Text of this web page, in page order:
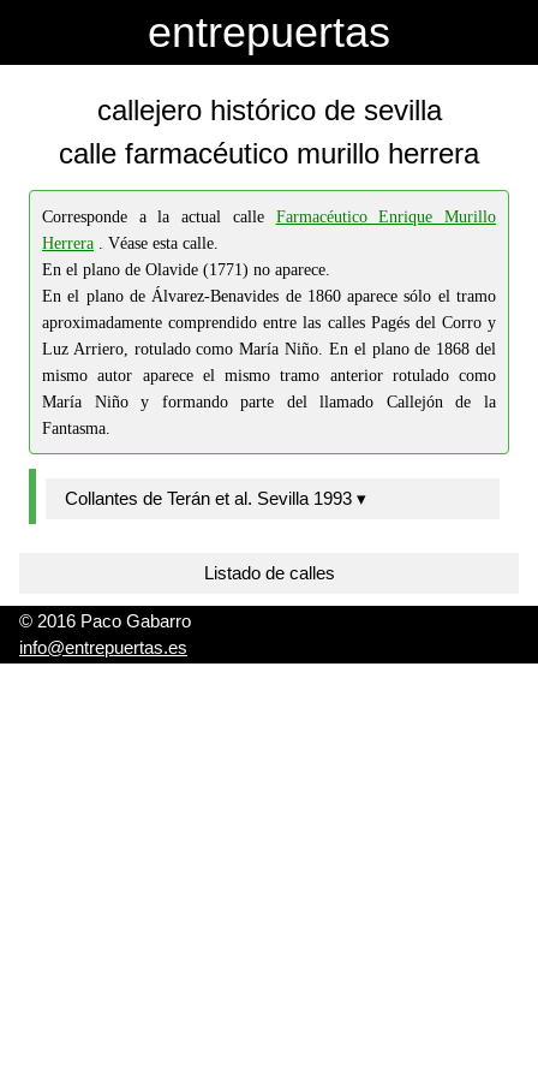
entrepuertas
callejero histórico de sevilla
calle farmacéutico murillo herrera
Corresponde a la actual calle Farmacéutico Enrique Murillo
Herrera . Véase esta calle.
En el plano de Olavide (1771) no aparece.
En el plano de Álvarez-Benavides de 1860 aparece sólo el tramo
aproximadamente comprendido entre las calles Pagés del Corro y
Luz Arriero, rotulado como María Niño. En el plano de 1868 del
mismo autor aparece el mismo tramo anterior rotulado como
María Niño y formando parte del llamado Callejón de la
Fantasma.
Collantes de Terán et al. Sevilla 1993 ▾
Listado de calles
© 2016 Paco Gabarro
info@entrepuertas.es